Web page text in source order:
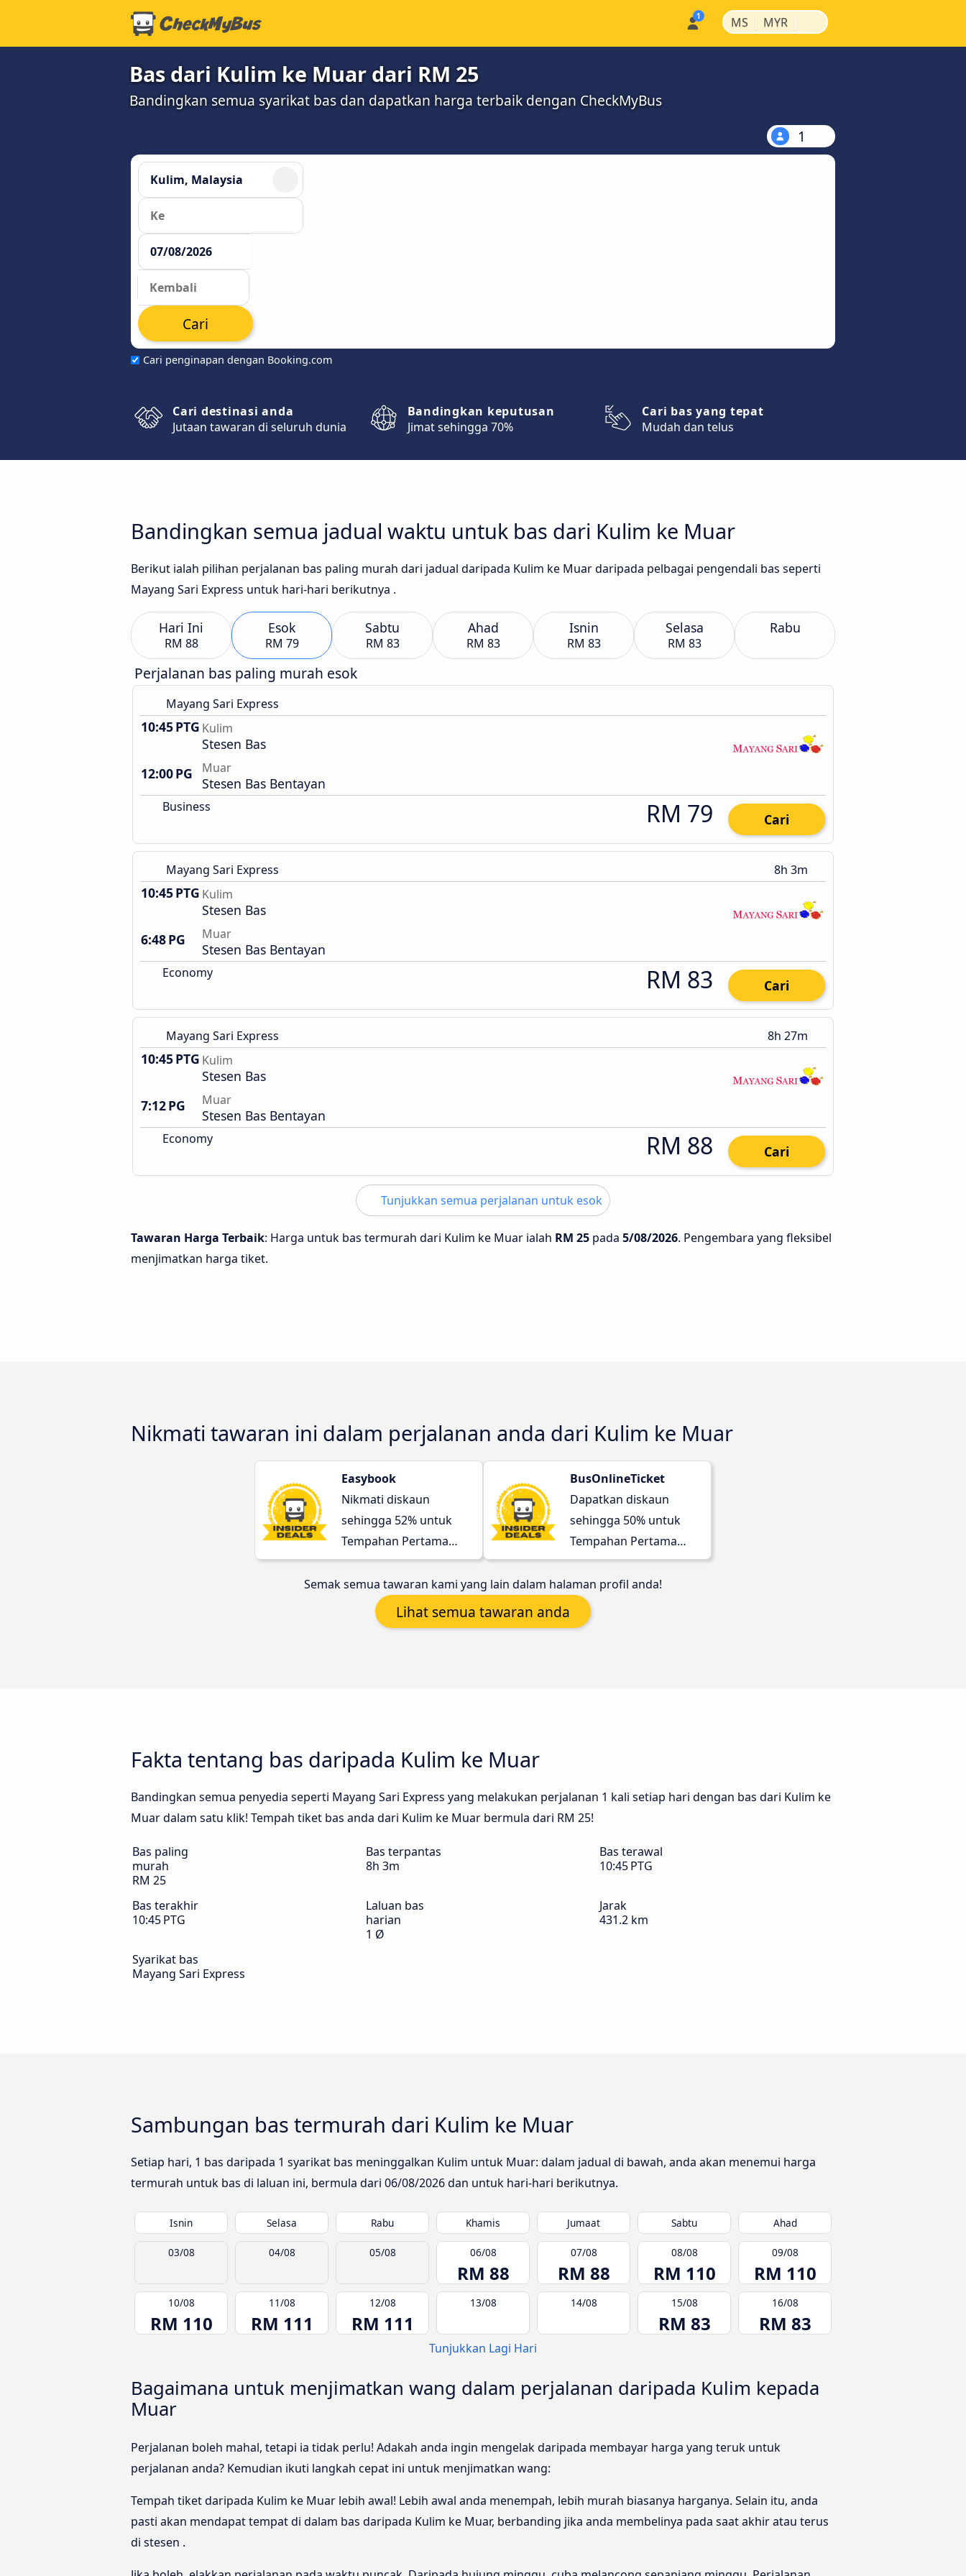
MS | MYR |
Bas dari Kulim ke Muar dari RM 25
Bandingkan semua syarikat bas dan dapatkan harga terbaik dengan CheckMyBus
1
Cari penginapan dengan Booking.com
Cari
Cari destinasi anda
Jutaan tawaran di seluruh dunia
Bandingkan keputusan
Jimat sehingga 70%
Cari bas yang tepat
Mudah dan telus
Bandingkan semua jadual waktu untuk bas dari Kulim ke Muar
Berikut ialah pilihan perjalanan bas paling murah dari jadual daripada Kulim ke Muar daripada pelbagai pengendali bas seperti
Mayang Sari Express untuk hari-hari berikutnya .
Hari Ini
RM 88
Esok
RM 79
Sabtu
RM 83
Ahad
RM 83
Isnin
RM 83
Selasa
RM 83
Rabu
Perjalanan bas paling murah esok
Mayang Sari Express
10:45 PTG Kulim
Stesen Bas
12:00 PG
Muar
Stesen Bas Bentayan
Business RM 79 Cari
Mayang Sari Express 8h 3m
10:45 PTG Kulim
Stesen Bas
6:48 PG
Muar
Stesen Bas Bentayan
Economy RM 83 Cari
Mayang Sari Express 8h 27m
10:45 PTG Kulim
Stesen Bas
7:12 PG
Muar
Stesen Bas Bentayan
Economy RM 88 Cari
Tunjukkan semua perjalanan untuk esok
Tawaran Harga Terbaik: Harga untuk bas termurah dari Kulim ke Muar ialah RM 25 pada 5/08/2026. Pengembara yang fleksibel
menjimatkan harga tiket.
Nikmati tawaran ini dalam perjalanan anda dari Kulim ke Muar
Easybook
Nikmati diskaun
sehingga 52% untuk
Tempahan Pertama
anda!
BusOnlineTicket
Dapatkan diskaun
sehingga 50% untuk
Tempahan Pertama
anda!
Semak semua tawaran kami yang lain dalam halaman profil anda!
Lihat semua tawaran anda
Fakta tentang bas daripada Kulim ke Muar
Bandingkan semua penyedia seperti Mayang Sari Express yang melakukan perjalanan 1 kali setiap hari dengan bas dari Kulim ke
Muar dalam satu klik! Tempah tiket bas anda dari Kulim ke Muar bermula dari RM 25!
Bas paling
murah
RM 25
Bas terpantas
8h 3m
Bas terawal
10:45 PTG
Bas terakhir
10:45 PTG
Laluan bas
harian
1 Ø
Jarak
431.2 km
Syarikat bas
Mayang Sari Express
Sambungan bas termurah dari Kulim ke Muar
Setiap hari, 1 bas daripada 1 syarikat bas meninggalkan Kulim untuk Muar: dalam jadual di bawah, anda akan menemui harga
termurah untuk bas di laluan ini, bermula dari 06/08/2026dan untuk hari-hari berikutnya.
Isnin Selasa Rabu Khamis Jumaat Sabtu Ahad
03/08 04/08 05/08 06/08
RM 88
07/08
RM 88
08/08
RM 110
09/08
RM 110
10/08
RM 110
11/08
RM 111
12/08
RM 111
13/08 14/08 15/08
RM 83
16/08
RM 83
Tunjukkan Lagi Hari
Bagaimana untuk menjimatkan wang dalam perjalanan daripada Kulim kepada
Muar
Perjalanan boleh mahal, tetapi ia tidak perlu! Adakah anda ingin mengelak daripada membayar harga yang teruk untuk
perjalanan anda? Kemudian ikuti langkah cepat ini untuk menjimatkan wang:
Tempah tiket daripada Kulim ke Muar lebih awal! Lebih awal anda menempah, lebih murah biasanya harganya. Selain itu, anda
pasti akan mendapat tempat di dalam bas daripada Kulim ke Muar, berbanding jika anda membelinya pada saat akhir atau terus
di stesen .